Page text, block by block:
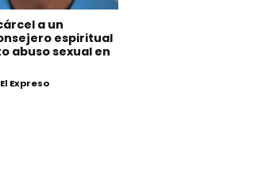
a un
espiritual
abuso sexual en
Expreso